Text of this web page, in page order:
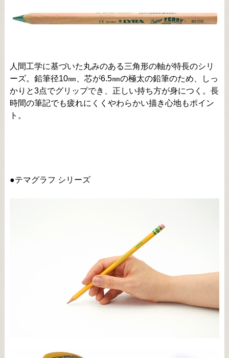
人間工学に基づいた丸みのある三角形の軸が特長のシリ
ーズ。鉛筆径10㎜、芯が6.5㎜の極太の鉛筆のため、しっ
かりと3点でグリップでき、正しい持ち方が身につく。長
時間の筆記でも疲れにくくやわらかい描き心地もポイン
ト。
●テマグラフ シリーズ